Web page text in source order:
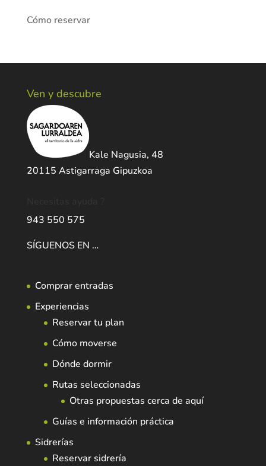
Cómo reservar
Ven y descubre
Kale Nagusia, 48
20115 Astigarraga Gipuzkoa
943 550 575
SÍGUENOS EN …
Comprar entradas
Experiencias
Reservar tu plan
Cómo moverse
Dónde dormir
Rutas seleccionadas
Otras propuestas cerca de aquí
Guías e información práctica
Sidrerías
Reservar sidrería